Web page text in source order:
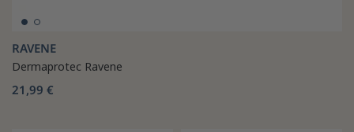
RAVENE
Dermaprotec Ravene
21,99 €